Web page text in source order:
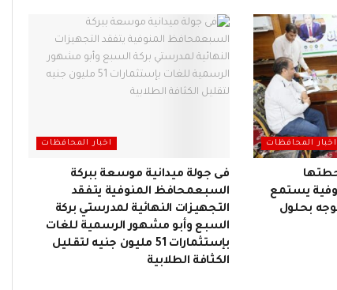
اخبار المحافظات
يستمع
ويوجه بحلول
اخبار المحافظات
فى جولة ميدانية موسعة ببركة
السبعمحافظ المنوفية يتفقد
التجهيزات النهائية لمدرستي بركة
السبع وأبو مشهور الرسمية للغات
بإستثمارات 51 مليون جنيه لتقليل
الكثافة الطلابية